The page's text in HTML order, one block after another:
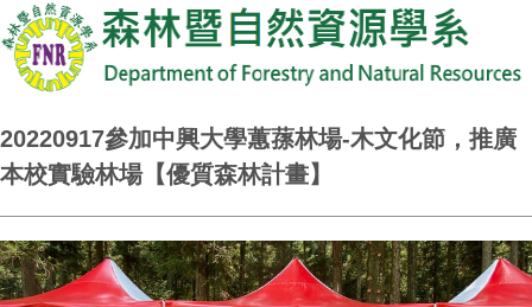
20220917參加中興大學蕙蓀林場-木文化節，推廣
本校實驗林場【優質森林計畫】